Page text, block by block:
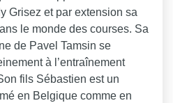
Grisez et par extension sa
le monde des courses. Sa
de Pavel Tamsin se
à l’entraînement
fils Sébastien est un
en Belgique comme en